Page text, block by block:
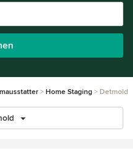
Home Staging Detmold